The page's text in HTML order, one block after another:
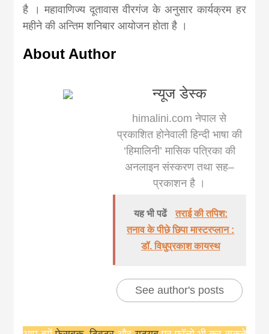
है । महावाणिज्य दूतावास वीरगंज के अनुसार कार्यक्रम हर
महीने की अन्तिम शनिबार आयोजन होता है ।
About Author
न्यूज डेस्क
himalini.com नेपाल से
प्रकाशित होनेवाली हिन्दी भाषा की
‘हिमालिनी’ मासिक पत्रिका की
अनलाइन संस्करण तथा सह–
प्रकाशन है ।
यह भी पढें
तराई की तपिश:
तनाव के पीछे छिपा मास्टरप्लान :
डॉ. विधुप्रकाश कायस्थ
See author's posts